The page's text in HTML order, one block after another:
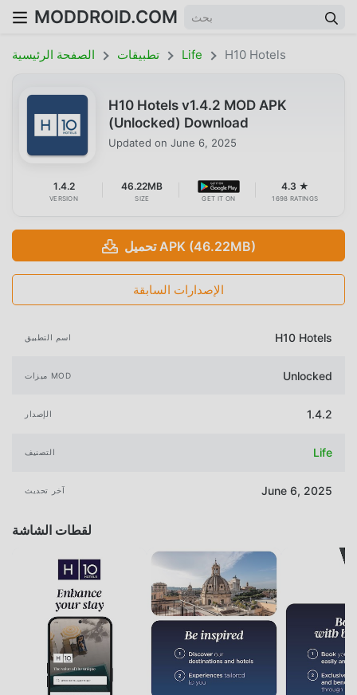
MODDROID.COM
الصفحة الرئيسية تطبيقات Life H10 Hotels
H10 Hotels v1.4.2 MOD APK
(Unlocked) Download
Updated on June 6, 2025
1.4.2
VERSION
46.22MB
SIZE GET IT ON
4.3 ★
1698 RATINGS
تحميل APK (46.22MB)
الإصدارات السابقة
اسم التطبيق H10 Hotels
ميزات MOD Unlocked
الإصدار 1.4.2
التصنيف Life
آخر تحديث June 6, 2025
لقطات الشاشة